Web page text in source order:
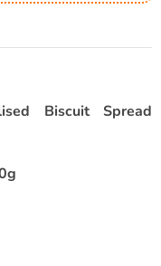
Biscuit Spread